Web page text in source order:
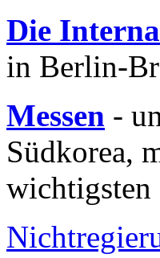
Die
in Berlin-
Messen -
Südkorea,